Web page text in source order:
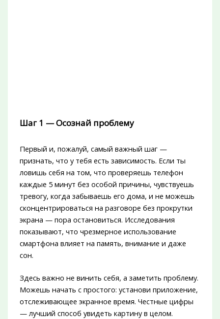
Шаг 1 — Осознай проблему
Первый и, пожалуй, самый важный шаг —
признать, что у тебя есть зависимость. Если ты
ловишь себя на том, что проверяешь телефон
каждые 5 минут без особой причины, чувствуешь
тревогу, когда забываешь его дома, и не можешь
сконцентрироваться на разговоре без прокрутки
экрана — пора остановиться. Исследования
показывают, что чрезмерное использование
смартфона влияет на память, внимание и даже
сон.
Здесь важно не винить себя, а заметить проблему.
Можешь начать с простого: установи приложение,
отслеживающее экранное время. Честные цифры
— лучший способ увидеть картину в целом.